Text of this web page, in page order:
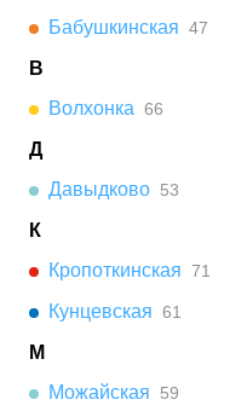
Бабушкинская 47
В
Волхонка 66
Д
Давыдково 53
К
Кропоткинская 71
Кунцевская 61
М
Можайская
59